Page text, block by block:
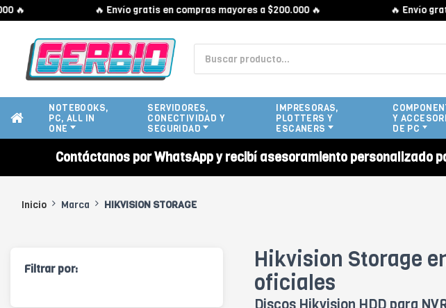
🔥 🔥 Envío gratis en compras mayores a $200.000 🔥 🔥 Envío
NOTEBOOKS,
PC, ALL IN
ONE
SERVIDORES,
CONECTIVIDAD Y
SEGURIDAD
IMPRESORAS,
PLOTTERS Y
ESCANERS
Y
DE PC
Contáctanos por WhatsApp y recibí asesoramiento personalizado
Inicio Marca HIKVISION STORAGE
Filtrar por:
Hikvision Storage
oficiales